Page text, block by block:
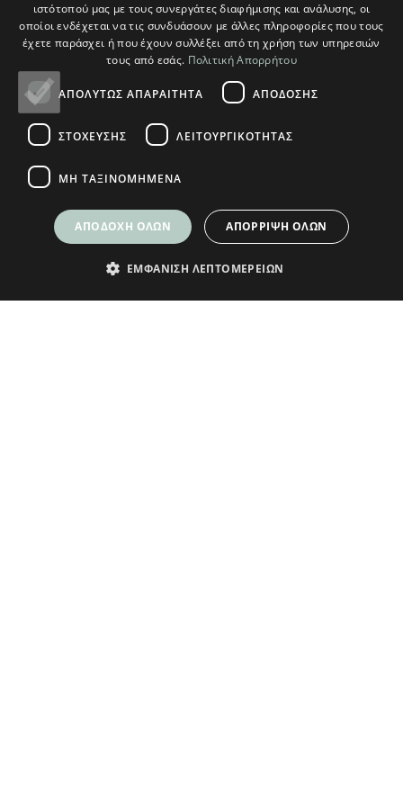
Ο ΛΟΓΑΡΙΑΣΜΟΣ ΜΟΥ
Ο Λογαριασμός μου
Τρόποι Παραγγελίας
Τρόποι Αποστολής
ιστότοπού μας με τους συνεργάτες διαφήμισης και ανάλυσης, οι
οποίοι ενδέχεται να τις συνδυάσουν με άλλες πληροφορίες που τους
έχετε παράσχει ή που έχουν συλλέξει από τη χρήση των υπηρεσιών
τους από εσάς. Πολιτική Απορρήτου
ΑΠΟΛΎΤΩΣ ΑΠΑΡΑΊΤΗΤΑ ΑΠΌΔΟΣΗΣ
ΣΤΌΧΕΥΣΗΣ ΛΕΙΤΟΥΡΓΙΚΌΤΗΤΑΣ
ΜΗ ΤΑΞΙΝΟΜΗΜΈΝΑ
ΑΠΟΔΟΧΉ ΌΛΩΝ ΑΠΌΡΡΙΨΗ ΌΛΩΝ
ΕΜΦΆΝΙΣΗ ΛΕΠΤΟΜΕΡΕΙΏΝ